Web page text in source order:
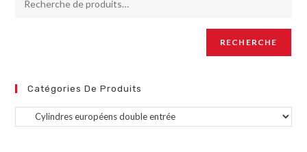
RECHERCHE
Catégories De Produits